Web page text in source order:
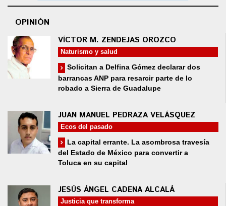
OPINIÓN
VÍCTOR M. ZENDEJAS OROZCO
Naturismo y salud
Solicitan a Delfina Gómez declarar dos
barrancas ANP para resarcir parte de lo
robado a Sierra de Guadalupe
JUAN MANUEL PEDRAZA VELÁSQUEZ
Ecos del pasado
La capital errante. La asombrosa travesía
del Estado de México para convertir a
Toluca en su capital
JESÚS ÁNGEL CADENA ALCALÁ
Justicia que transforma